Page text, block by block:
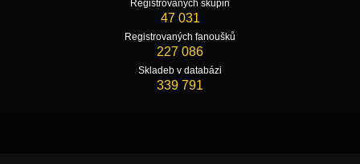
Registrovaných skupin
47 031
Registrovaných fanoušků
227 086
Skladeb v databázi
339 791